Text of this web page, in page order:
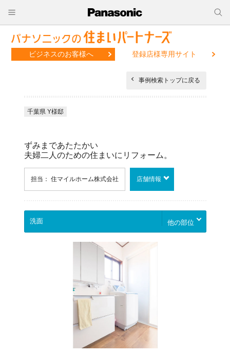
ビジネスのお客様へ 登録店様専用サイト
事例検索トップに戻る
千葉県 Y様邸
ずみまであたたかい
夫婦二人のための住まいにリフォーム。
担当： 住マイルホーム株式会社 店舗情報
他の部位